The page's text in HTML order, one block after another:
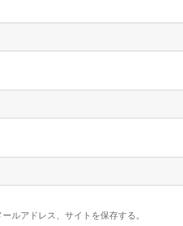
ルアドレス、サイトを保存する。